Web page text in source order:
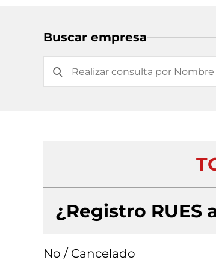
Buscar empresa
¿Registro RUES
No / Cancelado